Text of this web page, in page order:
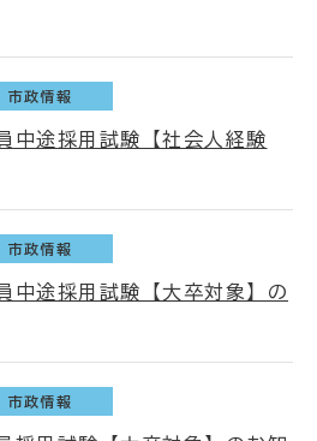
市政情報
中途採用試験【社会人経験
市政情報
中途採用試験【大卒対象】の
市政情報